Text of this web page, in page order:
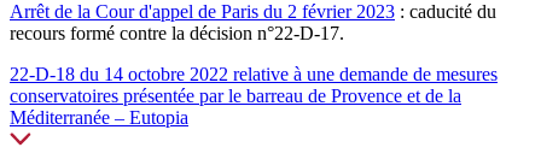
Arrêt de la Cour d'appel de Paris du 2 février 2023 : caducité du
recours formé contre la décision n°22-D-17.
22-D-18 du 14 octobre 2022 relative à une demande de mesures
conservatoires présentée par le barreau de Provence et de la
Méditerranée – Eutopia